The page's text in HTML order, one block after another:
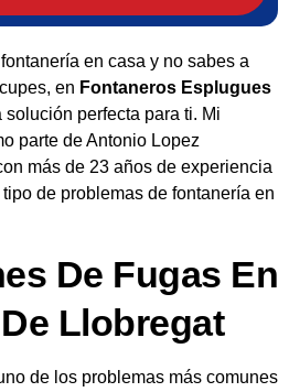
en casa y no sabes a
en Fontaneros Esplugues
solución perfecta para ti. Mi
parte de Antonio Lopez
más de 23 años de experiencia
de problemas de fontanería en
De Fugas En
Llobregat
de los problemas más comunes